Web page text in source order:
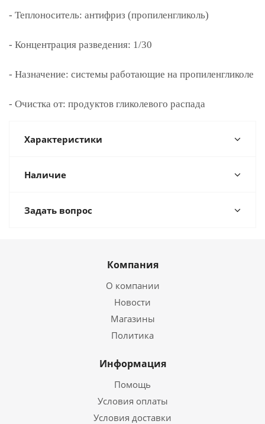
- Теплоноситель: антифриз (пропиленгликоль)
- Концентрация разведения: 1/30
- Назначение: системы работающие на пропиленгликоле
- Очистка от: продуктов гликолевого распада
Характеристики
Наличие
Задать вопрос
Компания
О компании
Новости
Магазины
Политика
Информация
Помощь
Условия оплаты
Условия доставки